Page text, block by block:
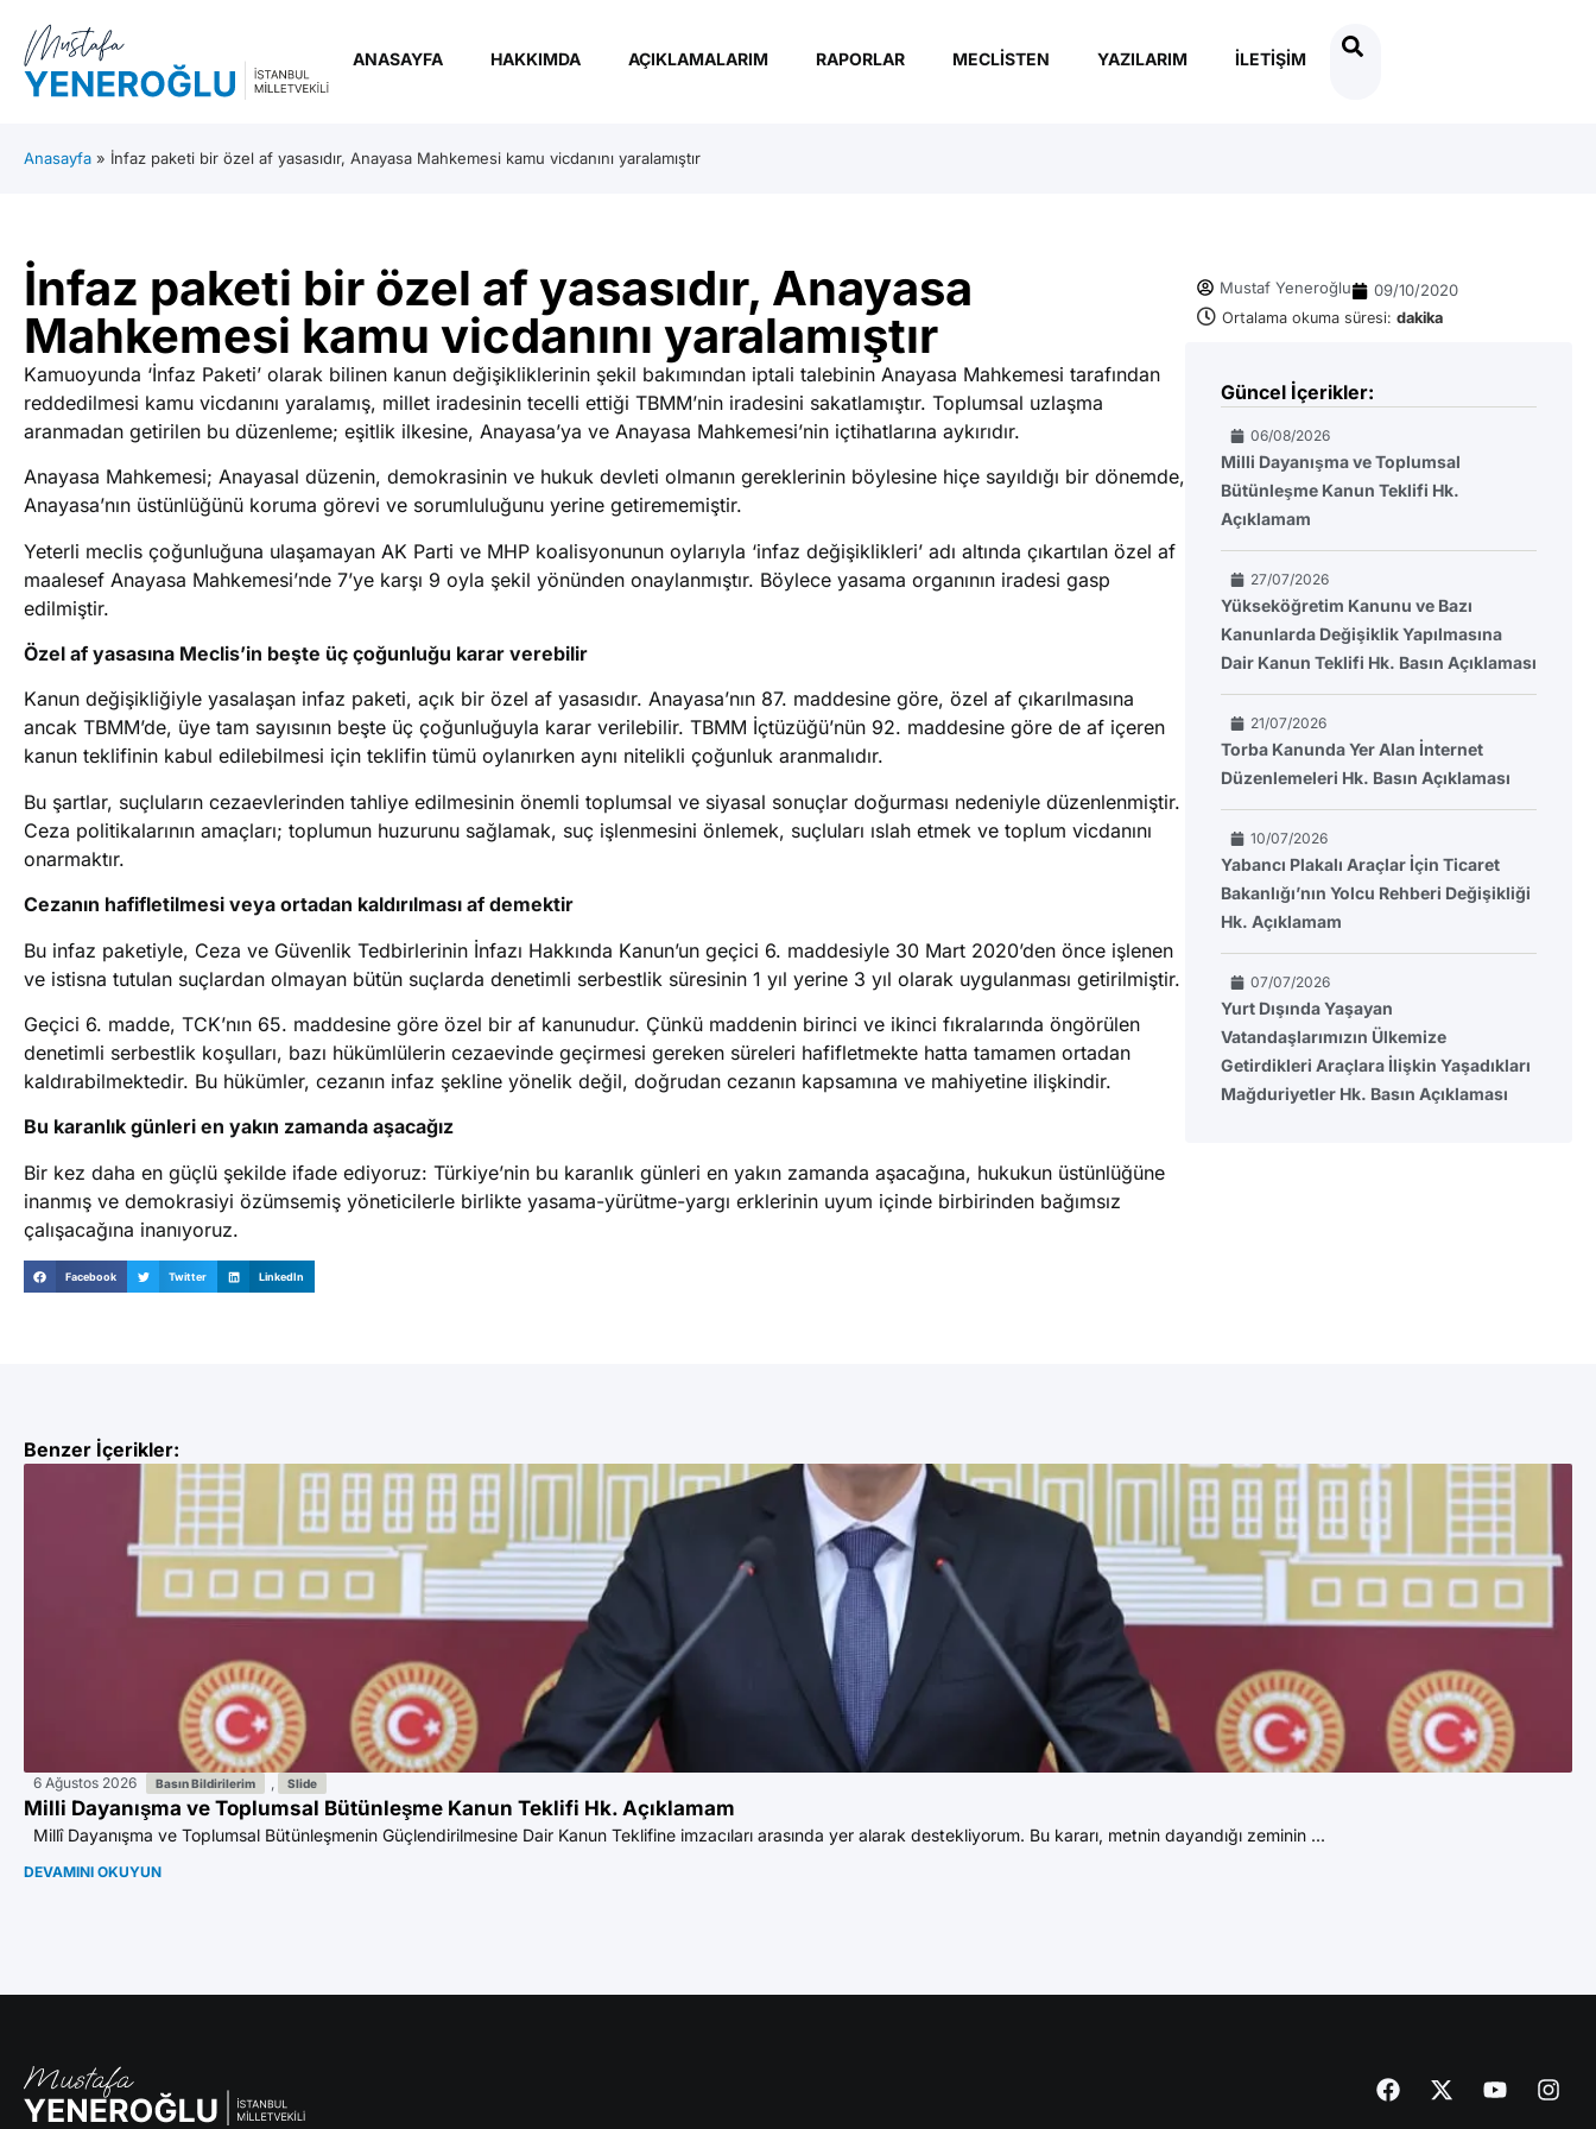
ANASAYFA HAKKIMDA AÇIKLAMALARIM RAPORLAR MECLISTEN YAZILARIM İLETIŞIM
Anasayfa » İnfaz paketi bir özel af yasasıdır, Anayasa Mahkemesi kamu vicdanını yaralamıştır
İnfaz paketi bir özel af yasasıdır, Anayasa
Mahkemesi kamu vicdanını yaralamıştır
Kamuoyunda ‘İnfaz Paketi’ olarak bilinen kanun değişikliklerinin şekil bakımından iptali talebinin Anayasa Mahkemesi tarafından
reddedilmesi kamu vicdanını yaralamış, millet iradesinin tecelli ettiği TBMM’nin iradesini sakatlamıştır. Toplumsal uzlaşma
aranmadan getirilen bu düzenleme; eşitlik ilkesine, Anayasa’ya ve Anayasa Mahkemesi’nin içtihatlarına aykırıdır.
Anayasa Mahkemesi; Anayasal düzenin, demokrasinin ve hukuk devleti olmanın gereklerinin böylesine hiçe sayıldığı bir dönemde,
Anayasa’nın üstünlüğünü koruma görevi ve sorumluluğunu yerine getirememiştir.
Yeterli meclis çoğunluğuna ulaşamayan AK Parti ve MHP koalisyonunun oylarıyla ‘infaz değişiklikleri’ adı altında çıkartılan özel af
maalesef Anayasa Mahkemesi’nde 7’ye karşı 9 oyla şekil yönünden onaylanmıştır. Böylece yasama organının iradesi gasp
edilmiştir.
Özel af yasasına Meclis’in beşte üç çoğunluğu karar verebilir
Kanun değişikliğiyle yasalaşan infaz paketi, açık bir özel af yasasıdır. Anayasa’nın 87. maddesine göre, özel af çıkarılmasına
ancak TBMM’de, üye tam sayısının beşte üç çoğunluğuyla karar verilebilir. TBMM İçtüzüğü’nün 92. maddesine göre de af içeren
kanun teklifinin kabul edilebilmesi için teklifin tümü oylanırken aynı nitelikli çoğunluk aranmalıdır.
Bu şartlar, suçluların cezaevlerinden tahliye edilmesinin önemli toplumsal ve siyasal sonuçlar doğurması nedeniyle düzenlenmiştir.
Ceza politikalarının amaçları; toplumun huzurunu sağlamak, suç işlenmesini önlemek, suçluları ıslah etmek ve toplum vicdanını
onarmaktır.
Cezanın hafifletilmesi veya ortadan kaldırılması af demektir
Bu infaz paketiyle, Ceza ve Güvenlik Tedbirlerinin İnfazı Hakkında Kanun’un geçici 6. maddesiyle 30 Mart 2020’den önce işlenen
ve istisna tutulan suçlardan olmayan bütün suçlarda denetimli serbestlik süresinin 1 yıl yerine 3 yıl olarak uygulanması getirilmiştir.
Geçici 6. madde, TCK’nın 65. maddesine göre özel bir af kanunudur. Çünkü maddenin birinci ve ikinci fıkralarında öngörülen
denetimli serbestlik koşulları, bazı hükümlülerin cezaevinde geçirmesi gereken süreleri hafifletmekte hatta tamamen ortadan
kaldırabilmektedir. Bu hükümler, cezanın infaz şekline yönelik değil, doğrudan cezanın kapsamına ve mahiyetine ilişkindir.
Bu karanlık günleri en yakın zamanda aşacağız
Bir kez daha en güçlü şekilde ifade ediyoruz: Türkiye’nin bu karanlık günleri en yakın zamanda aşacağına, hukukun üstünlüğüne
inanmış ve demokrasiyi özümsemiş yöneticilerle birlikte yasama-yürütme-yargı erklerinin uyum içinde birbirinden bağımsız
çalışacağına inanıyoruz.
Facebook Twitter LinkedIn
Mustaf Yeneroğlu 09/10/2020
Ortalama okuma süresi: dakika
Güncel İçerikler:
06/08/2026
Milli Dayanışma ve Toplumsal
Bütünleşme Kanun Teklifi Hk.
Açıklamam
27/07/2026
Yükseköğretim Kanunu ve Bazı
Kanunlarda Değişiklik Yapılmasına
Dair Kanun Teklifi Hk. Basın Açıklaması
21/07/2026
Torba Kanunda Yer Alan İnternet
Düzenlemeleri Hk. Basın Açıklaması
10/07/2026
Yabancı Plakalı Araçlar İçin Ticaret
Bakanlığı’nın Yolcu Rehberi Değişikliği
Hk. Açıklamam
07/07/2026
Yurt Dışında Yaşayan
Vatandaşlarımızın Ülkemize
Getirdikleri Araçlara İlişkin Yaşadıkları
Mağduriyetler Hk. Basın Açıklaması
Benzer İçerikler:
6 Ağustos 2026 Basın Bildirilerim , Slide
Milli Dayanışma ve Toplumsal Bütünleşme Kanun Teklifi Hk. Açıklamam
Millî Dayanışma ve Toplumsal Bütünleşmenin Güçlendirilmesine Dair Kanun Teklifine imzacıları arasında yer alarak destekliyorum. Bu kararı, metnin dayandığı zeminin ...
DEVAMINI OKUYUN